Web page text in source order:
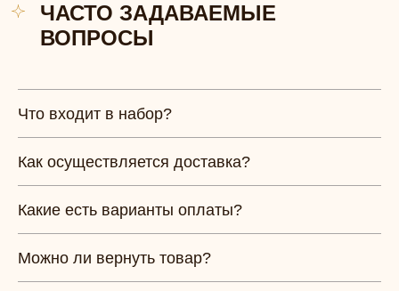
ЧАСТО ЗАДАВАЕМЫЕ
ВОПРОСЫ
Что входит в набор?
Как осуществляется доставка?
Какие есть варианты оплаты?
Можно ли вернуть товар?